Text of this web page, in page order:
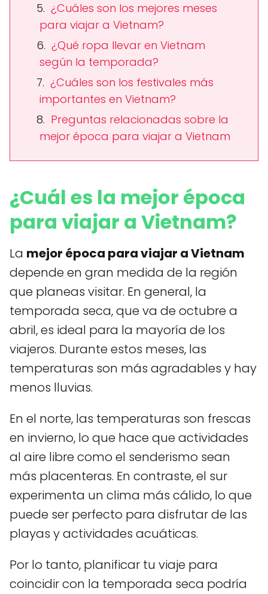
¿Cuáles son los mejores meses
para viajar a Vietnam?
¿Qué ropa llevar en Vietnam
según la temporada?
¿Cuáles son los festivales más
importantes en Vietnam?
Preguntas relacionadas sobre la
mejor época para viajar a Vietnam
¿Cuál es la mejor época
para viajar a Vietnam?
La mejor época para viajar a Vietnam
depende en gran medida de la región
que planeas visitar. En general, la
temporada seca, que va de octubre a
abril, es ideal para la mayoría de los
viajeros. Durante estos meses, las
temperaturas son más agradables y hay
menos lluvias.
En el norte, las temperaturas son frescas
en invierno, lo que hace que actividades
al aire libre como el senderismo sean
más placenteras. En contraste, el sur
experimenta un clima más cálido, lo que
puede ser perfecto para disfrutar de las
playas y actividades acuáticas.
Por lo tanto, planificar tu viaje para
coincidir con la temporada seca podría